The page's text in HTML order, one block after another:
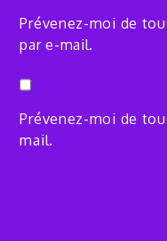
Prévenez-moi de
par e-mail.
Prévenez-moi de
mail.